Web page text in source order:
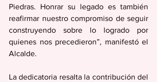
Piedras. Honrar su legado es también
reafirmar nuestro compromiso de seguir
construyendo sobre lo logrado por
quienes nos precedieron”, manifestó el
Alcalde.
La dedicatoria resalta la contribución del